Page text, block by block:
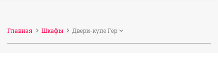
Главная Шкафы Двери-купе Гер